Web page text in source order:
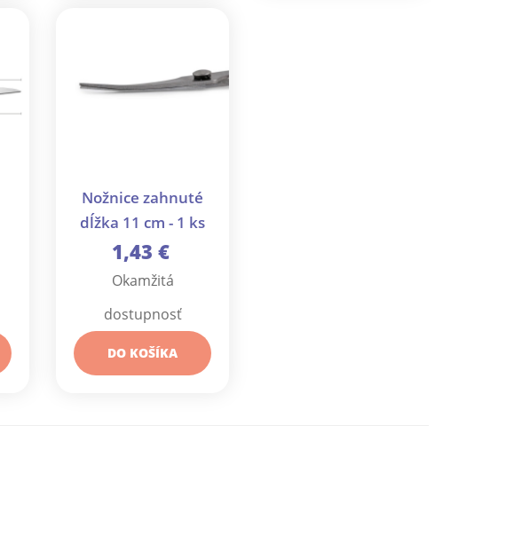
Nožnice zahnuté
dĺžka 11 cm - 1 ks
1,43 €
Okamžitá
dostupnosť
DO KOŠÍKA